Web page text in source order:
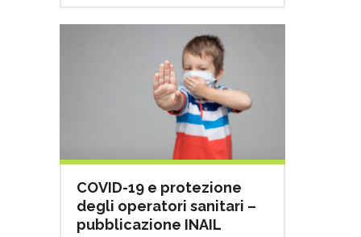
COVID-19 e protezione
degli operatori sanitari –
pubblicazione INAIL